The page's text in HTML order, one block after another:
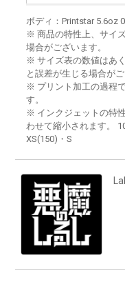
ボディ：Printstar 5.6oz
※ 商品の特性上、サイ
場合がございます。
※ サイズ表の数値はあ
と誤差が生じる場合がご
※ プリント加工の過程
す。
※ インクジェットの特
わせて縮小されます。
XS(150)・S